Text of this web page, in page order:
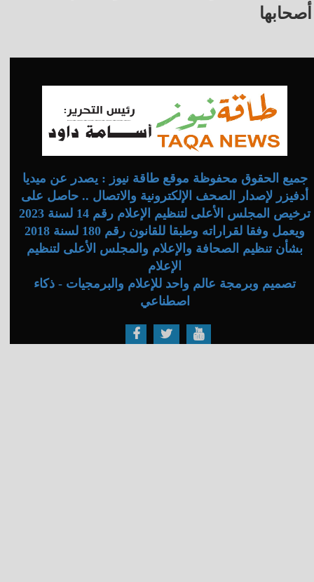
أصحابها
جميع الحقوق محفوظة موقع طاقة نيوز : يصدر عن ميديا
أدفيزر لإصدار الصحف الإلكترونية والاتصال .. حاصل على
ترخيص المجلس الأعلى لتنظيم الإعلام رقم 14 لسنة 2023
ويعمل وفقا لقراراته وطبقا للقانون رقم 180 لسنة 2018
بشأن تنظيم الصحافة والإعلام والمجلس الأعلى لتنظيم
الإعلام
تصميم وبرمجة عالم واحد للإعلام والبرمجيات - ذكاء
اصطناعي